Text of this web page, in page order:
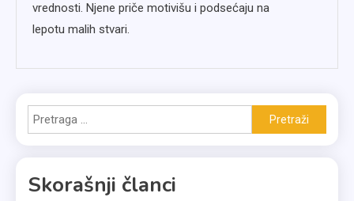
vrednosti. Njene priče motivišu i podsećaju na
lepotu malih stvari.
Pretraga
za:
Skorašnji članci